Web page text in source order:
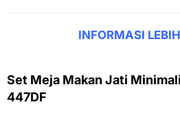
INFORMASI
Set Meja Makan Jati
447DF